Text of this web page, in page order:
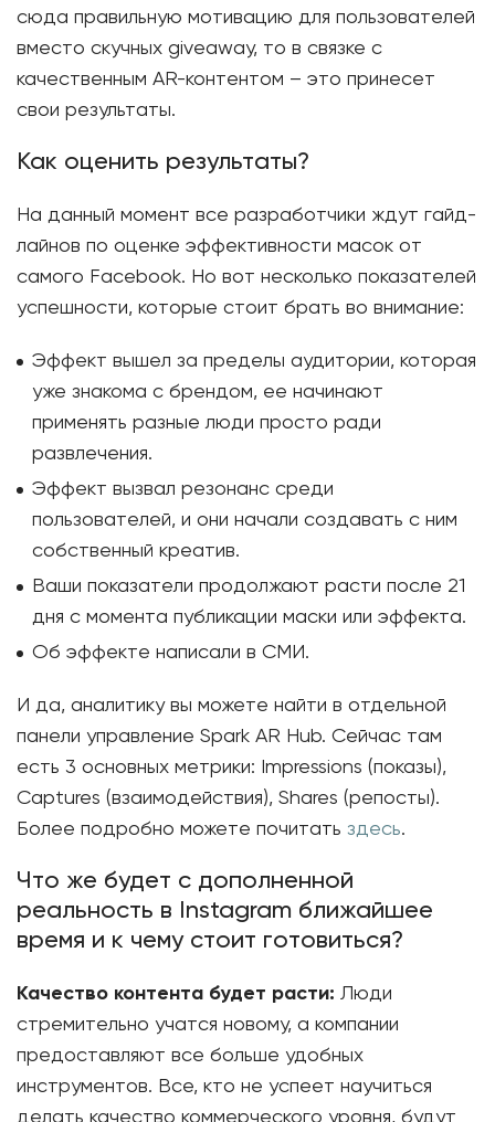
сюда правильную мотивацию для пользователей
вместо скучных giveaway, то в связке с
качественным AR-контентом – это принесет
свои результаты.
Как оценить результаты?
На данный момент все разработчики ждут гайд-
лайнов по оценке эффективности масок от
самого Facebook. Но вот несколько показателей
успешности, которые стоит брать во внимание:
Эффект вышел за пределы аудитории, которая
уже знакома с брендом, ее начинают
применять разные люди просто ради
развлечения.
Эффект вызвал резонанс среди
пользователей, и они начали создавать с ним
собственный креатив.
Ваши показатели продолжают расти после 21
дня с момента публикации маски или эффекта.
Об эффекте написали в СМИ.
И да, аналитику вы можете найти в отдельной
панели управление Spark AR Hub. Сейчас там
есть 3 основных метрики: Impressions (показы),
Captures (взаимодействия), Shares (репосты).
Более подробно можете почитать здесь.
Что же будет с дополненной
реальность в Instagram ближайшее
время и к чему стоит готовиться?
Качество контента будет расти: Люди
стремительно учатся новому, а компании
предоставляют все больше удобных
инструментов. Все, кто не успеет научиться
делать качество коммерческого уровня, будут